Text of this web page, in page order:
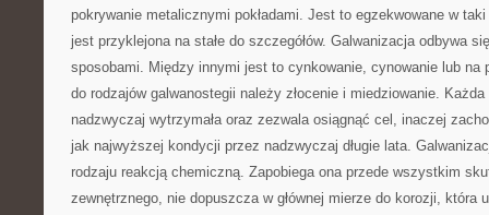
pokrywanie metalicznymi pokładami. Jest to egzekwowane w
jest przyklejona na stałe do szczegółów. Galwanizacja odbywa
sposobami. Między innymi jest to cynkowanie, cynowanie lub na
do rodzajów galwanostegii należy złocenie i miedziowanie.
nadzwyczaj wytrzymała oraz zezwala osiągnąć cel, inaczej
jak najwyższej kondycji przez nadzwyczaj długie lata.
rodzaju reakcją chemiczną. Zapobiega ona przede wszystkim
zewnętrznego, nie dopuszcza w głównej mierze do korozji, która